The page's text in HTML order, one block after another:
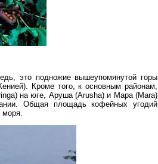
это подножие вышеупомянутой горы
Кроме того, к основным районам,
на юге, Аруша (Arusha) и Мара (Mara)
Общая площадь кофейных угодий
моря.